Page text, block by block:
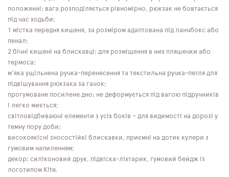
положенні: вага розподіляється рівномірно, рюкзак не бовтається
під час ходьби;
1 містка передня кишеня, за розміром адаптована під ланчбокс або
пенал;
2 бічні кишені на блискавці: для розміщення в них пляшечки або
термоса;
м'яка ущільнена ручка-перенесення та текстильна ручка-петля для
підвішування рюкзака за гачок;
прогумоване посилене дно: не деформується під вагою підручників
і легко миється;
світловідбиваючі елементи з усіх боків – для видимості на дорозі у
темну пору доби;
високоякісні зносостійкі блискавки, приємні на дотик кулери з
гумовим напиленням;
декор: силіконовий друк, підвіска-ліхтарик, гумовий бейдж із
логотипом Kite.